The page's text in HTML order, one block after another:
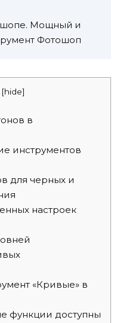
Мощный и
Фотошоп
[hide]
в
инструментов
для черных и
настроек
«Кривые» в
функции доступны